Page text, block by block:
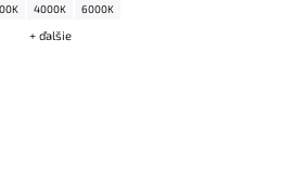
4000K 6000K
+ ďalšie